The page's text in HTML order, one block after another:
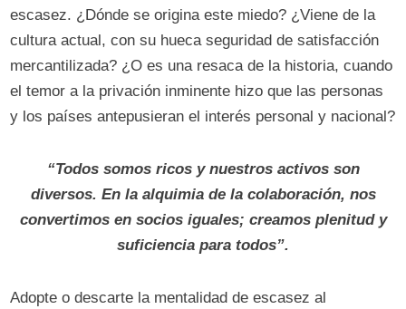
escasez. ¿Dónde se origina este miedo? ¿Viene de la
cultura actual, con su hueca seguridad de satisfacción
mercantilizada? ¿O es una resaca de la historia, cuando
el temor a la privación inminente hizo que las personas
y los países antepusieran el interés personal y nacional?
“Todos somos ricos y nuestros activos son
diversos. En la alquimia de la colaboración, nos
convertimos en socios iguales; creamos plenitud y
suficiencia para todos”.
Adopte o descarte la mentalidad de escasez al